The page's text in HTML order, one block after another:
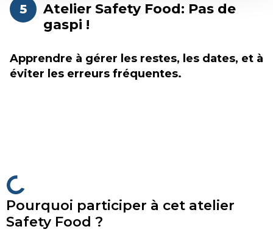
5
Atelier Safety Food: Pas de
gaspi !
Apprendre à gérer les restes, les dates, et à
éviter les erreurs fréquentes.
Pourquoi participer à cet atelier
Safety Food ?